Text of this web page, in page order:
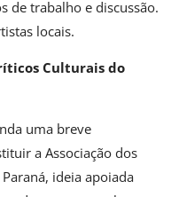
de trabalho e discussão.
locais.
Culturais do
uma breve
a Associação dos
ideia apoiada